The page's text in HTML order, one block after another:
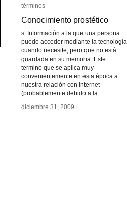
términos
Conocimiento prostético
s. Información a la que una persona
puede acceder mediante la tecnología
cuando necesite, pero que no está
guardada en su memoria. Este
termino que se aplica muy
convenientemente en esta época a
nuestra relación con Internet
(probablemente debido a la
diciembre 31, 2009 /
términos
Conocimiento prostético
diciembre 31, 2009 /